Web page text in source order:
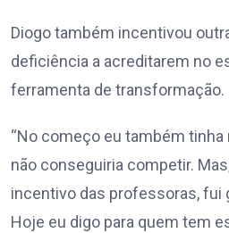
Diogo também incentivou
deficiência a acreditarem no
ferramenta de transformação.
“No começo eu também tinha
não conseguiria competir.
incentivo das professoras, fui
Hoje eu digo para quem tem